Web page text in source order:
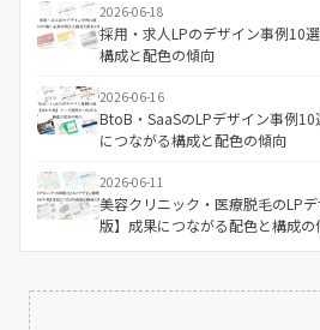
2026-06-18
採用・求人LPのデザイン事例10
構成と配色の傾向
2026-06-16
BtoB・SaaSのLPデザイン事例
につながる構成と配色の傾向
2026-06-11
美容クリニック・医療脱毛のLP
版】成果につながる配色と構成の